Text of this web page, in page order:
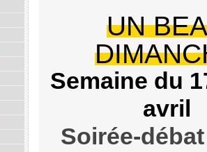
UN
Semaine du
avril
Soirée-